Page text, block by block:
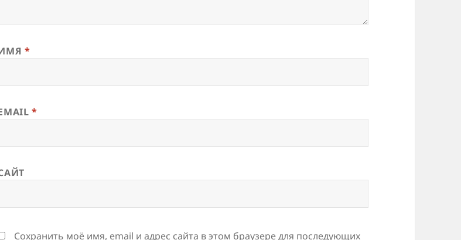
*
*
Сохранить моё имя, email и адрес сайта в этом браузере для последующих